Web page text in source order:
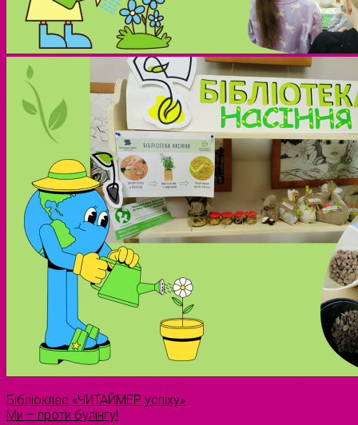
Бібліоклас «ЧИТАЙМЕР успіху»
Ми – проти булінгу!